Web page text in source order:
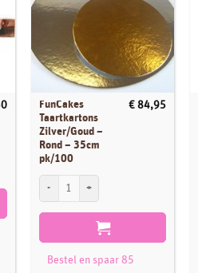
Disc Bright White aantal
FunCakes
Taartkartons
Zilver/Goud –
Rond – 35cm
pk/100
€ 84,95
Bestel en spaar 85